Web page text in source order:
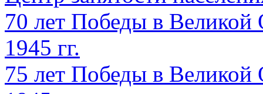
70 лет Победы в Великой
1945 гг.
75 лет Победы в Великой